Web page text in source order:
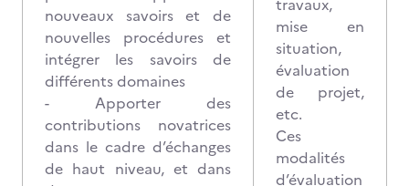
nouveaux savoirs et de
nouvelles procédures et
intégrer les savoirs de
différents domaines
- Apporter des
contributions novatrices
dans le cadre d’échanges
de haut niveau, et dans
travaux,
mise en
situation,
évaluation
de projet,
etc.
Ces
modalités
d’évaluation